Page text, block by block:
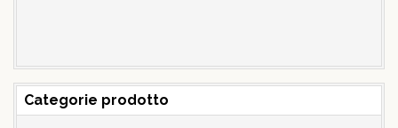
Categorie prodotto